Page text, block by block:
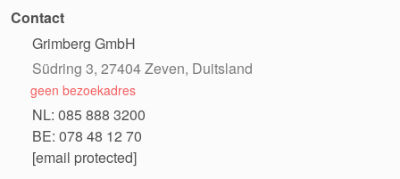
Contact
Grimberg GmbH
Südring 3, 27404 Zeven, Duitsland
geen bezoekadres
NL: 085 888 3200
BE: 078 48 12 70
[email protected]